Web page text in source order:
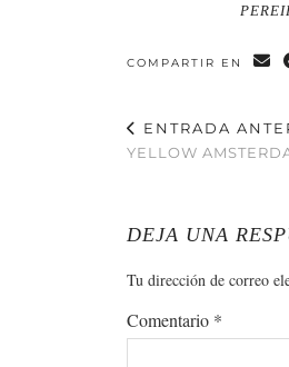
COMPARTIR EN
ENTRADA
YELLOW
DEJA UNA
Tu dirección de correo
Comentario *